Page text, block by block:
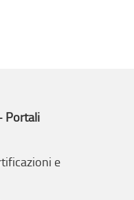
Portali
e